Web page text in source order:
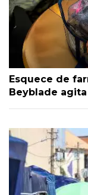
Esquece de
Beyblade